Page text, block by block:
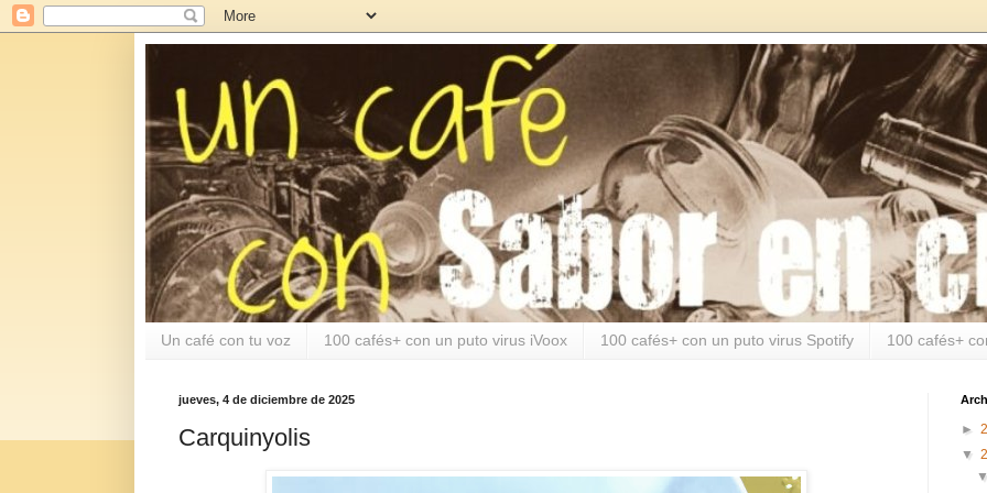
Un café con tu voz 100 cafés+ con un puto virus iVoox 100 cafés+ con un puto virus Spotify 100 cafés+
jueves, 4 de diciembre de 2025
Carquinyolis ►
▼